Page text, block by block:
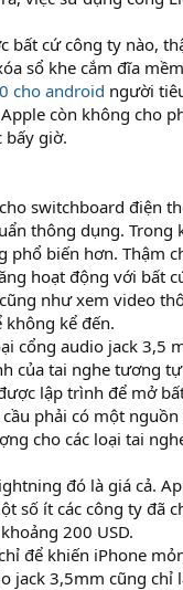
cứ công ty nào,
sổ khe cắm đĩa
cho android người
còn không cho
bấy giờ.
switchboard điện
thông dụng.
biến hơn. Thậm
hoạt động với bất
như xem video
kể đến.
cổng audio jack 3,5
của tai nghe tương
lập trình để mở
phải có một
cho các loại tai
đó là giá cả.
số ít các công ty đã
200 USD.
để khiến iPhone
jack 3,5mm cũng